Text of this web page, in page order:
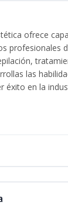
ofrece
profesionales
las
éxito en la